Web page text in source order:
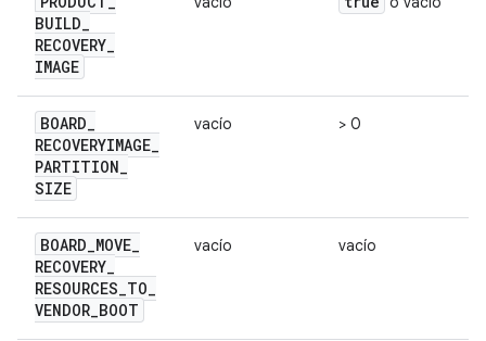
BUILD_
RECOVERY_
IMAGE
BOARD_
RECOVERYIMAGE_
PARTITION_
SIZE
vacío > 0
BOARD_MOVE_
RECOVERY_
RESOURCES_TO_
VENDOR_BOOT
vacío vacío